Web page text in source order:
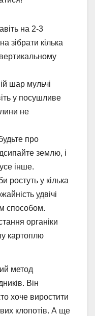
на 2-3
зібрати кілька
шар мульчі
у посушливе
не
про
землю, і
інше.
ростуть у кілька
удвічі
способом.
органіки
картоплю
метод
Він
хоче виростити
клопотів. А ще